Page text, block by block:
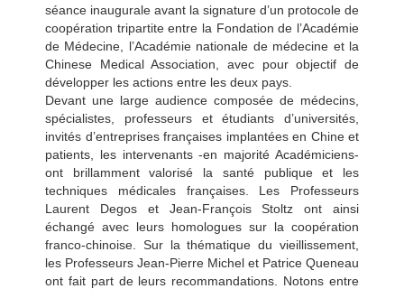
séance inaugurale avant la signature d’un protocole de
coopération tripartite entre la Fondation de l’Académie
de Médecine, l’Académie nationale de médecine et la
Chinese Medical Association, avec pour objectif de
développer les actions entre les deux pays.
Devant une large audience composée de médecins,
spécialistes, professeurs et étudiants d’universités,
invités d’entreprises françaises implantées en Chine et
patients, les intervenants -en majorité Académiciens-
ont brillamment valorisé la santé publique et les
techniques médicales françaises. Les Professeurs
Laurent Degos et Jean-François Stoltz ont ainsi
échangé avec leurs homologues sur la coopération
franco-chinoise. Sur la thématique du vieillissement,
les Professeurs Jean-Pierre Michel et Patrice Queneau
ont fait part de leurs recommandations. Notons entre